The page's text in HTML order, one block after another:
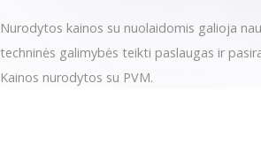
Nurodytos kainos su nuolaidomis galioja
techninės galimybės teikti paslaugas ir
Kainos nurodytos su PVM.